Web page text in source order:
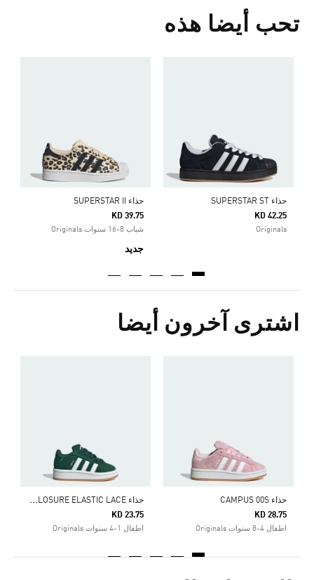
تحب أيضا هذه
حذاء SUPERSTAR ST
KD 42.25
Originals
حذاء SUPERSTAR II
KD 39.75
شباب 8-16 سنوات Originals
جديد
اشترى آخرون أيضا
حذاء CAMPUS 00S
KD 28.75
اطفال 4-8 سنوات Originals
ح
ذاء CAMPUS 00S COMFORT CLOSURE ELASTIC LACE
KD 23.75
اطفال 1-4 سنوات Originals